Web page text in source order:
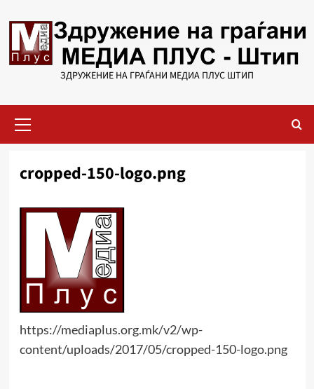
to
content
ЗДРУЖЕНИЕ НА ГРАЃАНИ МЕДИА ПЛУС ШТИП
Menu
cropped-150-logo.png
https://mediaplus.org.mk/v2/wp-
content/uploads/2017/05/cropped-150-logo.png